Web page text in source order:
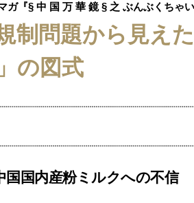
ガ『§ 中 国 万 華 鏡 § 之 ぶんぶくちゃ
制問題から見え
の図式
国国内産粉ミルクへの不信